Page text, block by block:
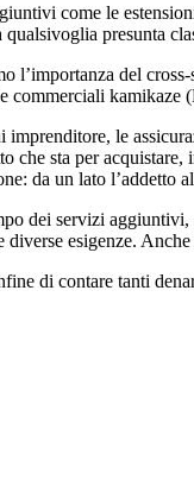
come le
presunta
l’importanza del
commerciali kamikaze
imprenditore, le
che sta per
da un lato l’addetto
dei servizi
esigenze.
di contare tanti